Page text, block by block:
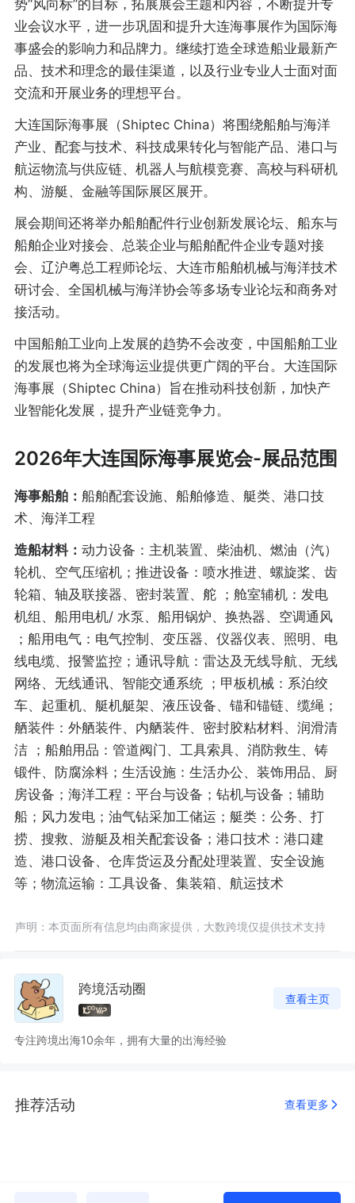
势“风向标”的目标，拓展展会主题和内容，不断提升专
业会议水平，进一步巩固和提升大连海事展作为国际海
事盛会的影响力和品牌力。继续打造全球造船业最新产
品、技术和理念的最佳渠道，以及行业专业人士面对面
交流和开展业务的理想平台。
大连国际海事展（Shiptec China）将围绕船舶与海洋
产业、配套与技术、科技成果转化与智能产品、港口与
航运物流与供应链、机器人与航模竞赛、高校与科研机
构、游艇、金融等国际展区展开。
展会期间还将举办船舶配件行业创新发展论坛、船东与
船舶企业对接会、总装企业与船舶配件企业专题对接
会、辽沪粤总工程师论坛、大连市船舶机械与海洋技术
研讨会、全国机械与海洋协会等多场专业论坛和商务对
接活动。
中国船舶工业向上发展的趋势不会改变，中国船舶工业
的发展也将为全球海运业提供更广阔的平台。大连国际
海事展（Shiptec China）旨在推动科技创新，加快产
业智能化发展，提升产业链竞争力。
2026年大连国际海事展览会-展品范围
海事船舶： 船舶配套设施、船舶修造、艇类、港口技
术、海洋工程
造船材料： 动力设备：主机装置、柴油机、燃油（汽）
轮机、空气压缩机；推进设备：喷水推进、螺旋桨、齿
轮箱、轴及联接器、密封装置、舵 ；舱室辅机：发电
机组、船用电机/ 水泵、船用锅炉、换热器、空调通风
；船用电气：电气控制、变压器、仪器仪表、照明、电
线电缆、报警监控；通讯导航：雷达及无线导航、无线
网络、无线通讯、智能交通系统 ；甲板机械：系泊绞
车、起重机、艇机艇架、液压设备、锚和锚链、缆绳；
舾装件：外舾装件、内舾装件、密封胶粘材料、润滑清
洁 ；船舶用品：管道阀门、工具索具、消防救生、铸
锻件、防腐涂料；生活设施：生活办公、装饰用品、厨
房设备；海洋工程：平台与设备；钻机与设备；辅助
船；风力发电；油气钻采加工储运；艇类：公务、打
捞、搜救、游艇及相关配套设备；港口技术：港口建
造、港口设备、仓库货运及分配处理装置、安全设施
等；物流运输：工具设备、集装箱、航运技术
声明：本页面所有信息均由商家提供，大数跨境仅提供技术支持
跨境活动圈
查看主页
专注跨境出海10余年，拥有大量的出海经验
推荐活动 查看更多